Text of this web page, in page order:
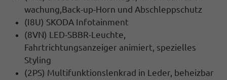
wachung,Back-up-Horn und Abschleppschutz
(I8U) SKODA Infotainment
(8VN) LED-SBBR-Leuchte,
Fahrtrichtungsanzeiger animiert, spezielles
Styling
(2PS) Multifunktionslenkrad in Leder, beheizbar